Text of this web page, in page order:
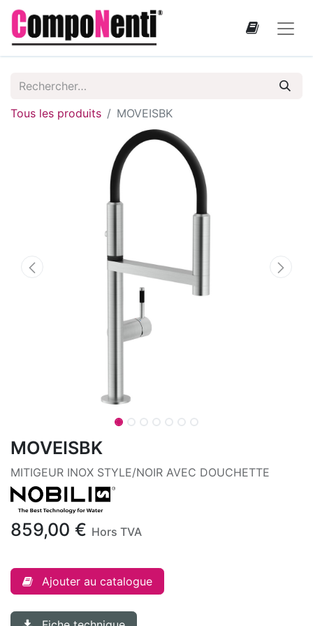
Tous les produits MOVEISBK
MOVEISBK
MITIGEUR INOX STYLE/NOIR AVEC DOUCHETTE
859,00 € Hors TVA
Ajouter au catalogue